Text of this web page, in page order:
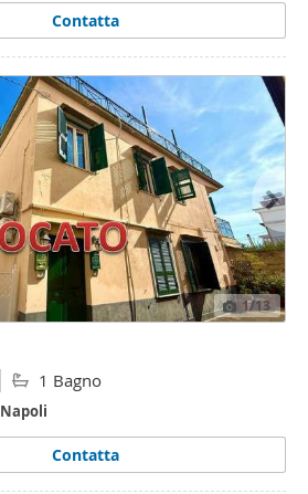
Contatta
1/13
1 Bagno
Napoli
Contatta